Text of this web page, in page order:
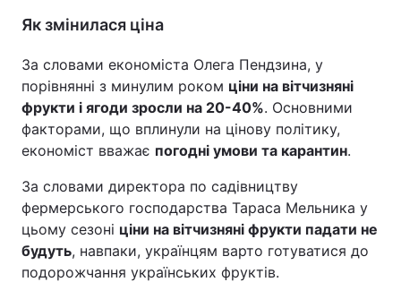
Як змінилася ціна
За словами економіста Олега Пендзина, у
порівнянні з минулим роком ціни на вітчизняні
фрукти і ягоди зросли на 20-40%. Основними
факторами, що вплинули на цінову політику,
економіст вважає погодні умови та карантин.
За словами директора по садівництву
фермерського господарства Тараса Мельника у
цьому сезоні ціни на вітчизняні фрукти падати не
будуть, навпаки, українцям варто готуватися до
подорожчання українських фруктів.